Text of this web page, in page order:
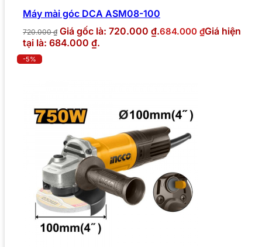
Máy mài góc DCA ASM08-100
720.000₫ Giá gốc là: 720.000 ₫.684.000 ₫Giá hiện
tại là: 684.000 ₫.
-5%